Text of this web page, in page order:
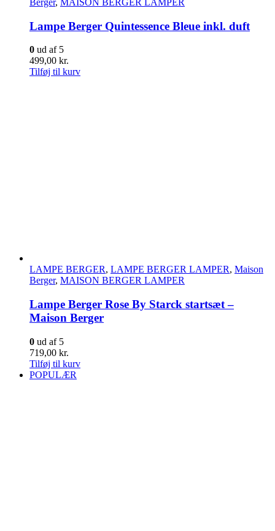
Lampe Berger Quintessence Bleue inkl. duft
0 ud af 5
499,00 kr.
Tilføj til kurv
LAMPE BERGER, LAMPE BERGER LAMPER, Maison
Berger, MAISON BERGER LAMPER
Lampe Berger Rose By Starck startsæt –
Maison Berger
0 ud af 5
719,00 kr.
Tilføj til kurv
POPULÆR